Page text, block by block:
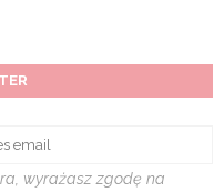
wyrażasz zgodę na